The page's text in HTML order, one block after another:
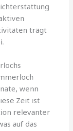
trägt
wenn
Zeit ist
relevanter
auf das